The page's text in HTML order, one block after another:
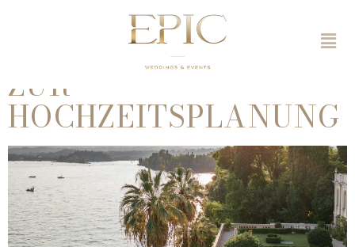
HOCHZEIT IN
ITALIEN – 10 TIPPS
ZUR
HOCHZEITSPLANUNG